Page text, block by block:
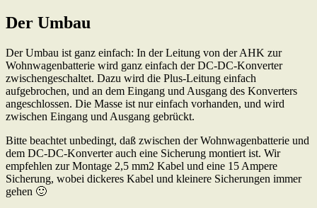
Der Umbau
Der Umbau ist ganz einfach: In der Leitung von der AHK zur
Wohnwagenbatterie wird ganz einfach der DC-DC-Konverter
zwischengeschaltet. Dazu wird die Plus-Leitung einfach
aufgebrochen, und an dem Eingang und Ausgang des Konverters
angeschlossen. Die Masse ist nur einfach vorhanden, und wird
zwischen Eingang und Ausgang gebrückt.
Bitte beachtet unbedingt, daß zwischen der Wohnwagenbatterie und
dem DC-DC-Konverter auch eine Sicherung montiert ist. Wir
empfehlen zur Montage 2,5 mm2 Kabel und eine 15 Ampere
Sicherung, wobei dickeres Kabel und kleinere Sicherungen immer
gehen 🙂